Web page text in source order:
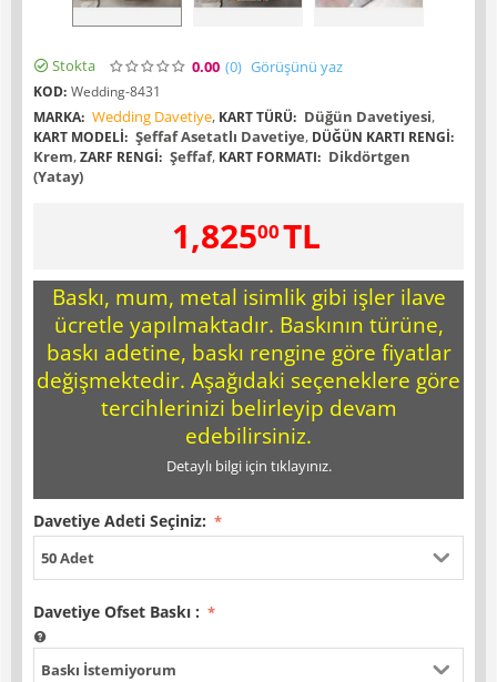
Stokta 0.00 (0) Görüşünü yaz
KOD: Wedding-8431
MARKA: Wedding Davetiye, KART TÜRÜ: Düğün Davetiyesi,
KART MODELI: Şeffaf Asetatlı Davetiye, DÜĞÜN KARTI RENGI:
Krem,ZARF RENGI: Şeffaf, KART FORMATI: Dikdörtgen
(Yatay)
1,82500TL
Baskı, mum, metal isimlik gibi işler ilave
ücretle yapılmaktadır. Baskının türüne,
baskı adetine, baskı rengine göre fiyatlar
değişmektedir. Aşağıdaki seçeneklere göre
tercihlerinizi belirleyip devam
edebilirsiniz.
Detaylı bilgi için tıklayınız.
Davetiye Adeti Seçiniz:
50 Adet
Davetiye Ofset Baskı :
Baskı İstemiyorum